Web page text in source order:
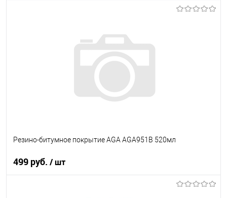
В наличии
Резино-битумное покрытие AGA AGA951B 520мл
499 руб. / шт